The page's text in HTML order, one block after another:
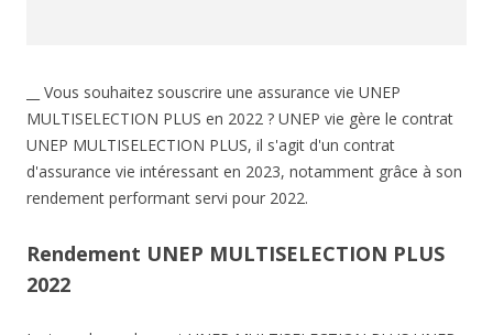
__ Vous souhaitez souscrire une assurance vie UNEP
MULTISELECTION PLUS en 2022 ? UNEP vie gère le contrat
UNEP MULTISELECTION PLUS, il s'agit d'un contrat
d'assurance vie intéressant en 2023, notamment grâce à son
rendement performant servi pour 2022.
Rendement UNEP MULTISELECTION PLUS
2022